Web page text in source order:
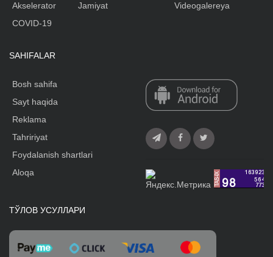
Akselerator
Jamiyat
Videogalereya
COVID-19
SAHIFALAR
Bosh sahifa
Sayt haqida
Reklama
Tahririyat
Foydalanish shartlari
Aloqa
ТЎЛОВ УСУЛЛАРИ